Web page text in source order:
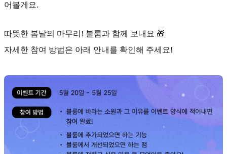
어볼게요.
따뜻한 봄날의 마무리! 블룸과 함께 보내요 🎁
자세한 참여 방법은 아래 안내를 확인해 주세요!